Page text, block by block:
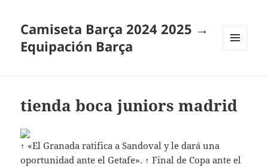
Camiseta Barça 2024 2025 →
Equipación Barça
tienda boca juniors madrid
↑ «El Granada ratifica a Sandoval y le dará una
oportunidad ante el Getafe». ↑ Final de Copa ante el